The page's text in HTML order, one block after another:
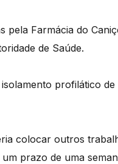
pela Farmácia do
de Saúde.
profilático
colocar outros
prazo de uma